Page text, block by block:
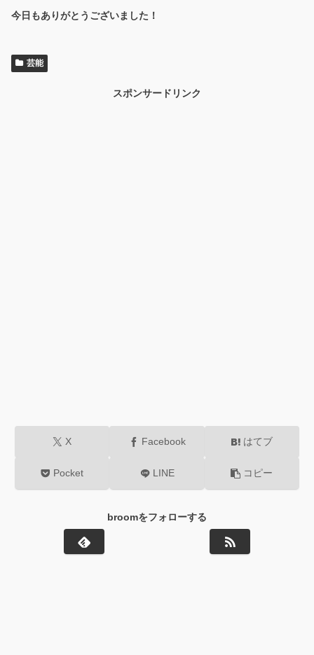
今日もありがとうございました！
芸能
スポンサードリンク
X Facebook はてブ
Pocket LINE コピー
broomをフォローする